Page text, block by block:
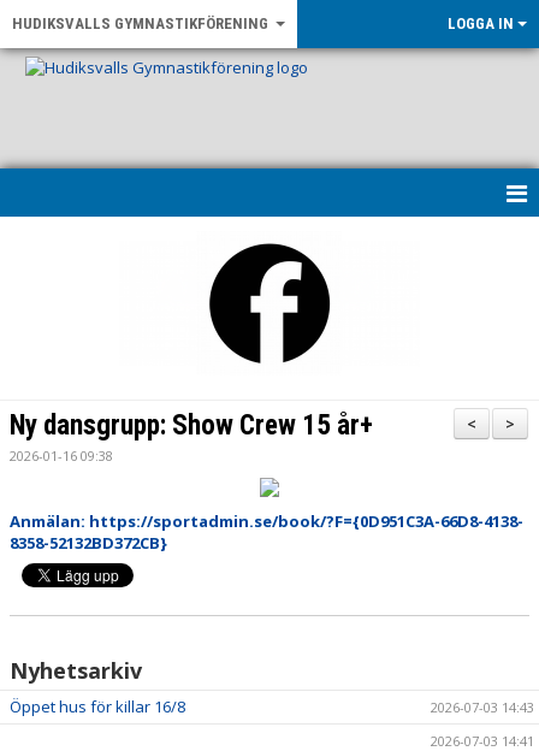
HUDIKSVALLS GYMNASTIKFÖRENING LOGGA IN
NYHETER
KLÄDBESTÄLLNING
LEDARE
GDPR
>
<
Ny dansgrupp: Show Crew 15 år+
2026-01-16 09:38
Anmälan: https://sportadmin.se/book/?F={0D951C3A-66D8-4138-
8358-52132BD372CB}
Nyhetsarkiv
Öppet hus för killar 16/8
2026-07-03 14:43
2026-07-03 14:41